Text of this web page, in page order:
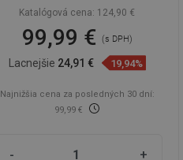
Katalógová cena: 124,90 €
99,99 € (s DPH)
Lacnejšie 24,91 € 19,94%
Najnižšia cena za posledných 30 dní:
99,99 €
- +